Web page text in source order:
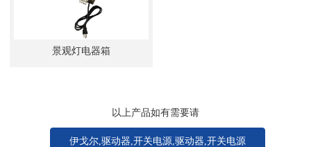
景观灯电器箱
以上产品如有需要请
伊戈尔,驱动器,开关电源,驱动器,开关电源